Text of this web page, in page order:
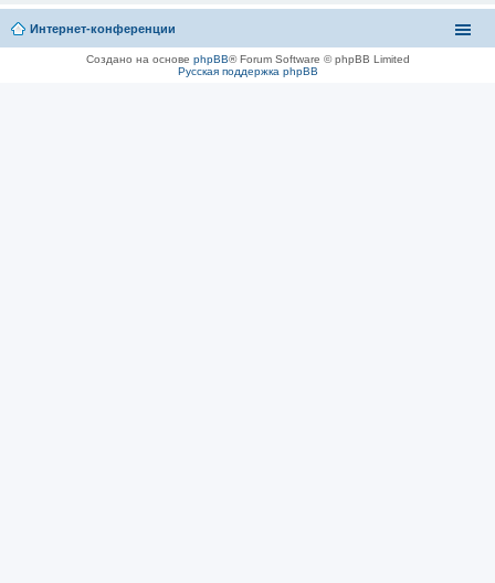
Интернет-конференции
Создано на основе phpBB® Forum Software © phpBB Limited
Русская поддержка phpBB